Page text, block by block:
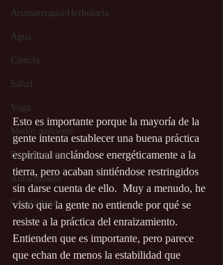
Aromaterapia/Herbolaria
Agua
Ciencia
Salud
Yoga
Medio ambiente
Bioagricultura
Autocuidado
Consciencia
Esto es importante porque la mayoría de la
gente intenta establecer una buena práctica
espiritual anclándose energéticamente a la
tierra, pero acaban sintiéndose restringidos
sin darse cuenta de ello.  Muy a menudo, he
visto que la gente no entiende por qué se
resiste a la práctica del enraizamiento.
Entienden que es importante, pero parece
que echan de menos la estabilidad que